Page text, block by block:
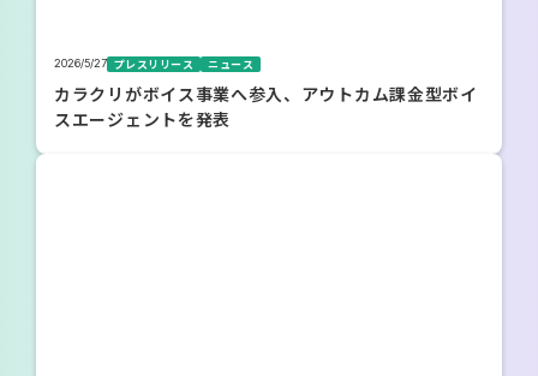
プレスリリース ニュース
2026/5/27
カラクリがボイス事業へ参入、アウトカム課金型ボイ
スエージェントを発表